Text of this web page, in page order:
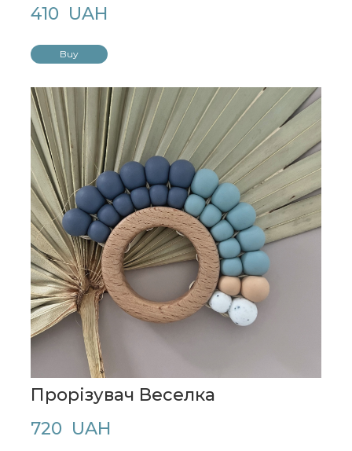
410  UAH
Buy
Прорізувач Веселка
720  UAH